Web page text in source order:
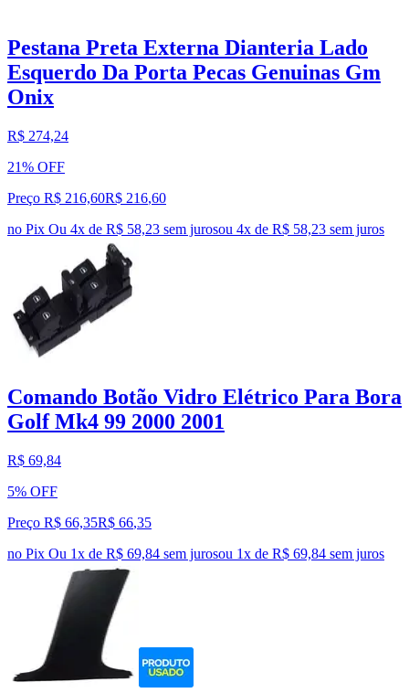
Pestana Preta Externa Dianteria Lado
Esquerdo Da Porta Pecas Genuinas Gm
Onix
R$ 274,24
21% OFF
Preço R$ 216,60R$ 216,60
no Pix Ou 4x de R$ 58,23 sem jurosou 4x de R$ 58,23 sem juros
Comando Botão Vidro Elétrico Para Bora
Golf Mk4 99 2000 2001
R$ 69,84
5% OFF
Preço R$ 66,35R$ 66,35
no Pix Ou 1x de R$ 69,84 sem jurosou 1x de R$ 69,84 sem juros